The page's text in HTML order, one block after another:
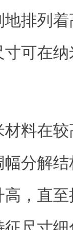
排列
可在
料在较
分解
，直